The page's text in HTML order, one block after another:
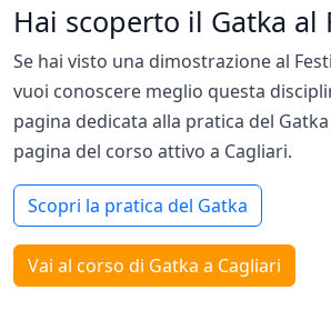
Hai scoperto il Gatka al
Se hai visto una dimostrazione al
vuoi conoscere meglio questa
pagina dedicata alla pratica del
pagina del corso attivo a Cagliari.
Scopri la pratica del Gatka
Vai al corso di Gatka a Cagliari